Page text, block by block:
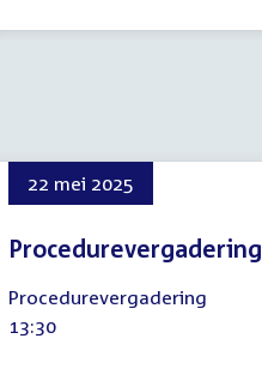
22 mei 2025
Procedurevergadering
mei
2025
Procedurevergadering
Tijd
13:30